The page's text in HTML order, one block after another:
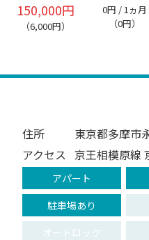
150,000円
（6,000円）
0円 / 1ヵ月
（0円）
住所
東京都多摩市
アクセス 京王相模原線
アパート
駐車場あり
オートロック